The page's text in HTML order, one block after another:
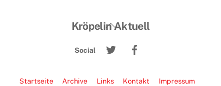
Back
Top
Kröpelin Aktuell
Social
Twitter
Startseite Archive Links Kontakt Impressum